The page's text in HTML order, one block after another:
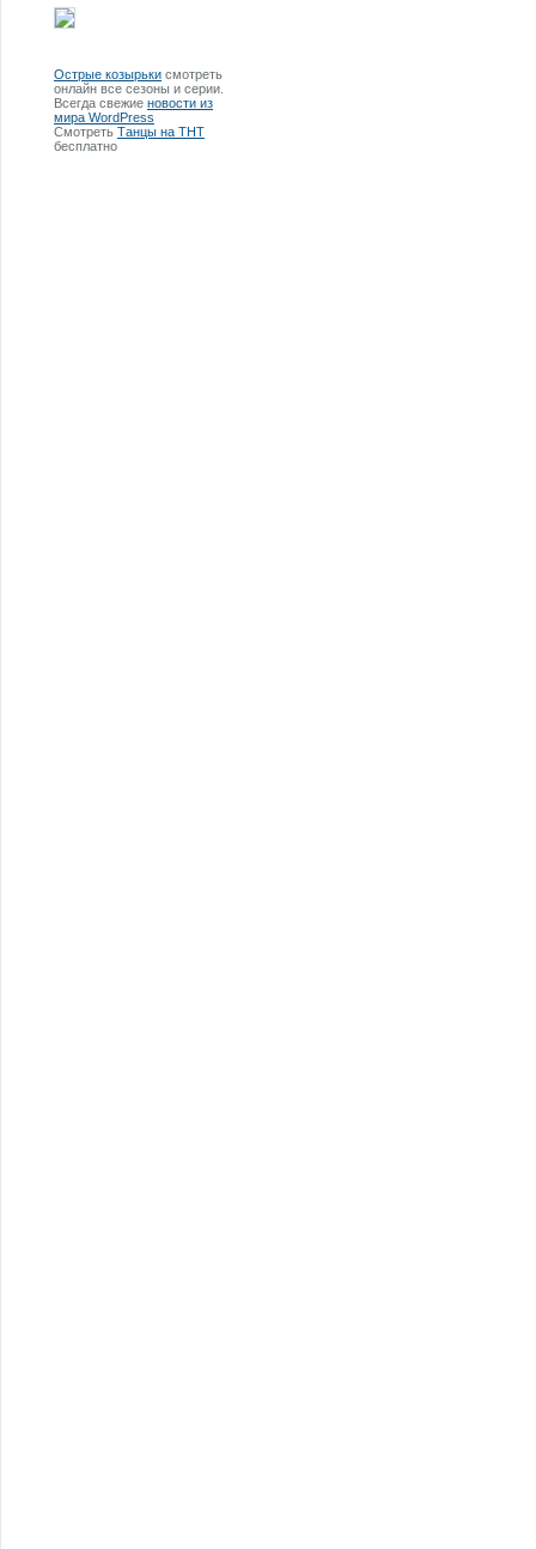
Острые козырьки смотреть
онлайн все сезоны и серии.
Всегда свежие новости из
мира WordPress
Смотреть Танцы на ТНТ
бесплатно